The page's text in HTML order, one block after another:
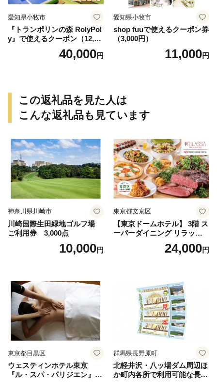
愛知県小牧市
『トランポリンの森 RolyPol
y』で使えるクーポン（12,00
40,000円
愛知県小牧市
shop fuuで使えるクーポン券
（3,000円）
11,000円
この返礼品を見た人は
こんな返礼品も見ています
神奈川県川崎市
川崎国際生田緑地ゴルフ場
ご利用券 3,000点
10,000円
東京都文京区
【東京ドームホテル】 3階 ス
ーパーダイニング リラッサ
ランチブッフェ お食事券 大
人1名様分 関東 東京 ご利用
24,000円
東京都目黒区
ウェスティンホテル東京
『ル・スパ・パリジエン』選
群馬県長野原町
北軽井沢・八ッ場ダム周辺ほ
か町内各所で利用可能な長野